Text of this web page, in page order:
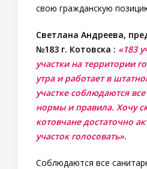
свою гражданскую
Светлана Андреева,
№183 г. Котовска : «183
участки на территории
утра и работает в
участке соблюдаются
нормы и правила. Хочу
котовчане достаточно
участок голосовать».
Соблюдаются все